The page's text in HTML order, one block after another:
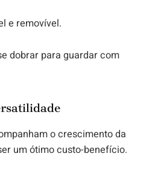
e removível.
dobrar para guardar com
o crescimento da
um ótimo custo-benefício.